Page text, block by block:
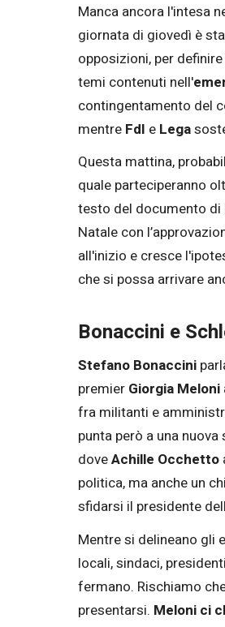
Manca ancora l'intesa
giornata di giovedì è
opposizioni, per
temi contenuti nell'
contingentamento del
mentre FdI e Lega
Questa mattina,
quale parteciperanno
testo del documento di
Natale con
all'inizio e cresce
che si possa arrivare
Bonaccini e
Stefano Bonaccini
premier Giorgia Meloni
fra militanti e
punta però a una
doveAchille Occhetto
politica, ma anche un
sfidarsi il presidente
Mentre si delineano gli
locali, sindaci,
fermano. Rischiamo
presentarsi. Meloni ci